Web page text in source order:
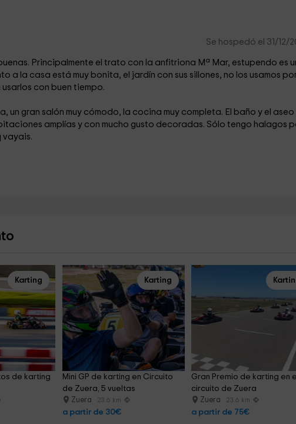
Se hospedó el 31/12/
Principalmente el trato con la anfitriona Mª Mar, estupendo es
a la casa está muy bonita, el jardín con sus sillones, no los usamos
con buen tiempo.
un gran salón muy cómodo, la cocina muy completa. El baño y el aseo
amplías y con mucho gusto decoradas. Sólo tengo halagos
vayais.
Karting
de karting
Karting
Mini GP de karting en Circuito
de Zuera, 5 vueltas
Zuera 23.6 km
a partir de 30€
Gran Premio de karting en
circuito de Zuera
Zuera 23.6 km
a partir de 75€